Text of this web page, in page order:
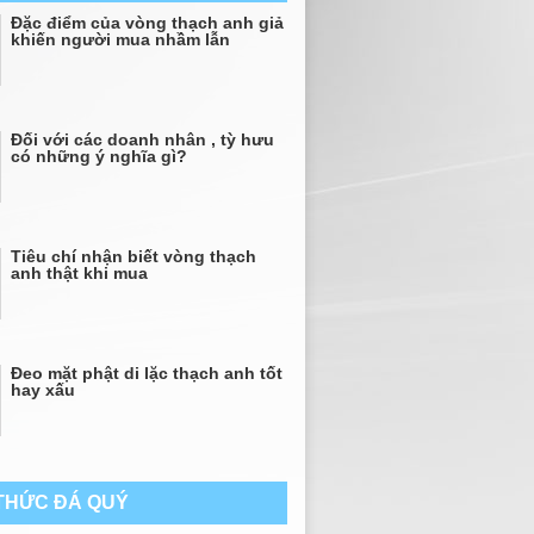
Đặc điểm của vòng thạch anh giả
khiến người mua nhầm lẫn
Đối với các doanh nhân , tỳ hưu
có những ý nghĩa gì?
Tiêu chí nhận biết vòng thạch
anh thật khi mua
Đeo mặt phật di lặc thạch anh tốt
hay xấu
ĐÁ QUÝ